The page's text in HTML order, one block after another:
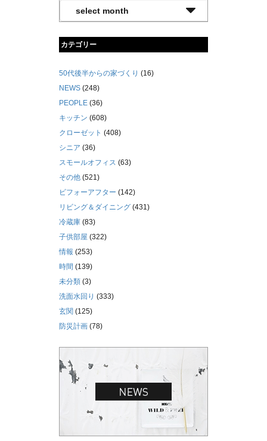
カテゴリー
50代後半からの家づくり (16)
NEWS (248)
PEOPLE (36)
キッチン (608)
クローゼット (408)
シニア (36)
スモールオフィス (63)
その他 (521)
ビフォーアフター (142)
リビング＆ダイニング (431)
冷蔵庫 (83)
子供部屋 (322)
情報 (253)
時間 (139)
未分類 (3)
洗面水回り (333)
玄関 (125)
防災計画 (78)